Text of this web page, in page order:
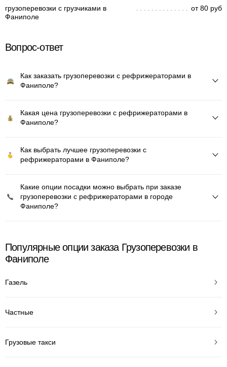
грузоперевозки с грузчиками в
Фаниполе
от 80 руб
Вопрос-ответ
Как заказать грузоперевозки с рефрижераторами в
Фаниполе?
Какая цена грузоперевозки с рефрижераторами в
Фаниполе?
Как выбрать лучшее грузоперевозки с
рефрижераторами в Фаниполе?
Какие опции посадки можно выбрать при заказе
грузоперевозки с рефрижераторами в городе
Фаниполе?
Популярные опции заказа Грузоперевозки в
Фаниполе
Газель
Частные
Грузовые такси